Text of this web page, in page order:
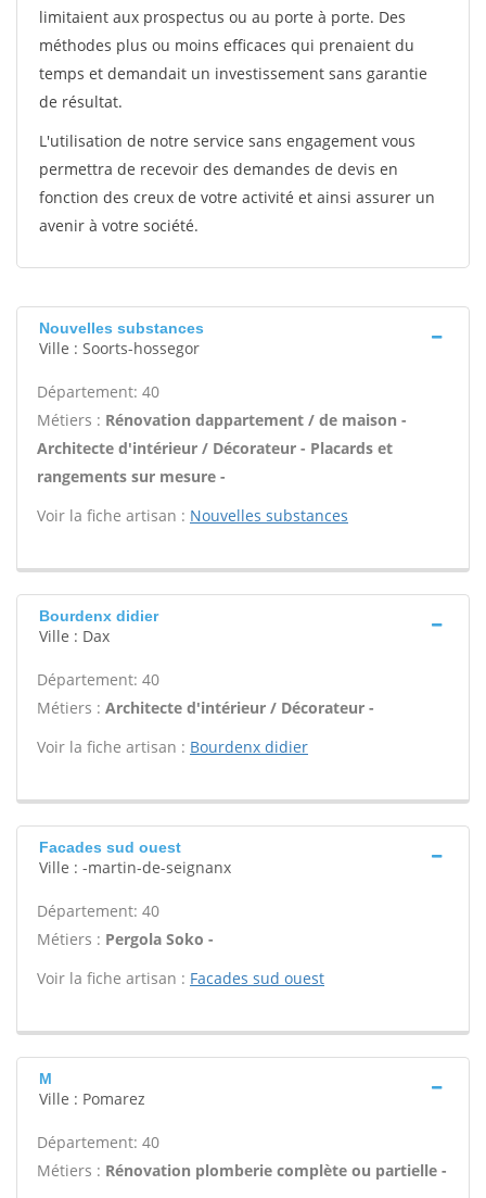
limitaient aux prospectus ou au porte à porte. Des
méthodes plus ou moins efficaces qui prenaient du
temps et demandait un investissement sans garantie
de résultat.
L'utilisation de notre service sans engagement vous
permettra de recevoir des demandes de devis en
fonction des creux de votre activité et ainsi assurer un
avenir à votre société.
Nouvelles substances
Ville : Soorts-hossegor
Département: 40
Métiers : Rénovation dappartement / de maison -
Architecte d'intérieur / Décorateur - Placards et
rangements sur mesure -
Voir la fiche artisan : Nouvelles substances
Bourdenx didier
Ville : Dax
Département: 40
Métiers : Architecte d'intérieur / Décorateur -
Voir la fiche artisan : Bourdenx didier
Facades sud ouest
Ville : -martin-de-seignanx
Département: 40
Métiers : Pergola Soko -
Voir la fiche artisan : Facades sud ouest
M
Ville : Pomarez
Département: 40
Métiers : Rénovation plomberie complète ou partielle -